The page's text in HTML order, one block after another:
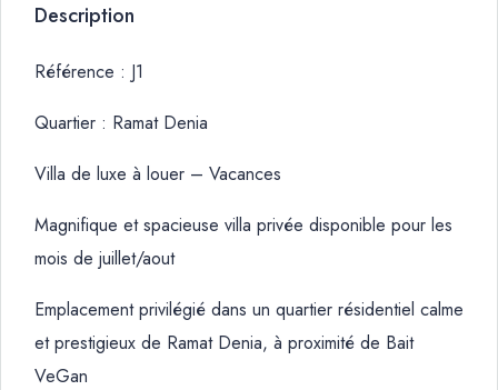
Description
Référence : J1
Quartier : Ramat Denia
Villa de luxe à louer – Vacances
Magnifique et spacieuse villa privée disponible pour les
mois de juillet/aout
Emplacement privilégié dans un quartier résidentiel calme
et prestigieux de Ramat Denia, à proximité de Bait
VeGan